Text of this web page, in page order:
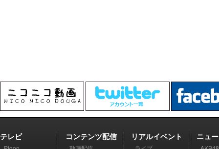
テレビ コンテンツ配信 リアルイベント ニュ